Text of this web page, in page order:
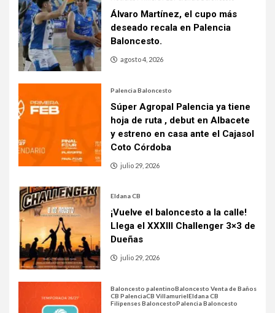
Álvaro Martínez, el cupo más
deseado recala en Palencia
Baloncesto.
agosto 4, 2026
Palencia Baloncesto
Súper Agropal Palencia ya tiene
hoja de ruta , debut en Albacete
y estreno en casa ante el Cajasol
Coto Córdoba
julio 29, 2026
Eldana CB
¡Vuelve el baloncesto a la calle!
Llega el XXXIII Challenger 3×3 de
Dueñas
julio 29, 2026
Baloncesto palentinoBaloncesto Venta de Baños
CB PalenciaCB VillamurielEldana CB
Filipenses BaloncestoPalencia Baloncesto